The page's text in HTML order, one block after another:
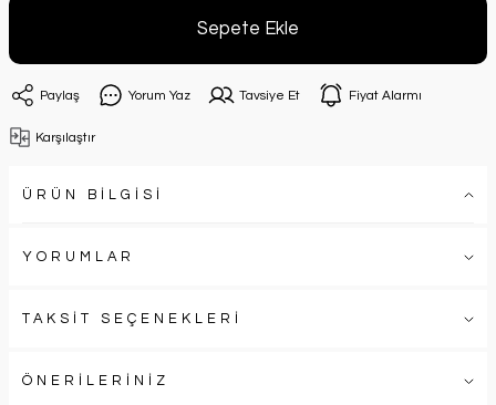
Sepete Ekle
Paylaş Yorum Yaz Tavsiye Et Fiyat Alarmı
Karşılaştır
ÜRÜN BİLGİSİ
YORUMLAR
TAKSİT SEÇENEKLERİ
ÖNERİLERİNİZ